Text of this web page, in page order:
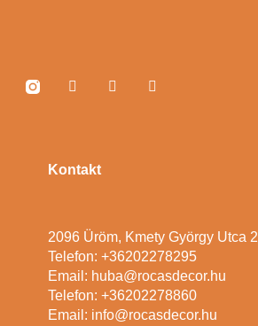
Kontakt
2096 Üröm, Kmety György Utca 2
Telefon: +36202278295
Email: huba@rocasdecor.hu
Telefon: +36202278860
Email: info@rocasdecor.hu